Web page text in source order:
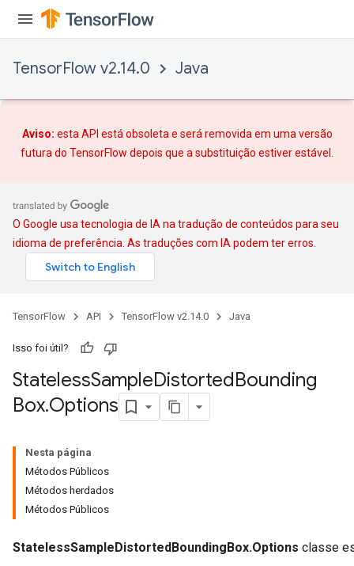
TensorFlow v2.14.0 Java
Aviso: esta API está obsoleta e será removida em uma versão
futura do TensorFlow depois que a substituição estiver estável.
O Google usa tecnologia de IA na tradução de conteúdos para seu
idioma de preferência. As traduções com IA podem ter erros.
TensorFlow API TensorFlow v2.14.0 Java
Isso foi útil?
StatelessSampleDistortedBounding
Box.Options
Nesta página
Métodos Públicos
Métodos herdados
Métodos Públicos
StatelessSampleDistortedBoundingBox.Options classe